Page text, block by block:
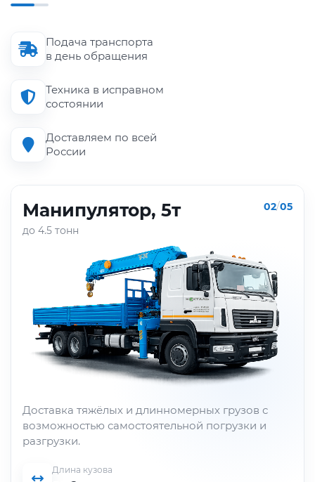
Подача транспорта
в день обращения
Техника в исправном
состоянии
Доставляем по всей
России
Манипулятор, 5т
до 4.5 тонн
02/05
Доставка тяжёлых и длинномерных грузов с
возможностью самостоятельной погрузки и
разгрузки.
Длина кузова